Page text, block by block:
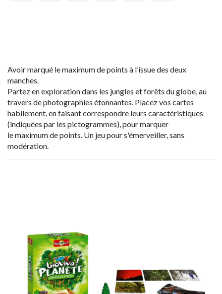
Avoir marqué le maximum de points à l’issue des deux
manches.
Partez en exploration dans les jungles et forêts du globe, au
travers de photographies étonnantes. Placez vos cartes
habilement, en faisant correspondre leurs caractéristiques
(indiquées par les pictogrammes), pour marquer
le maximum de points. Un jeu pour s'émerveiller, sans
modération.